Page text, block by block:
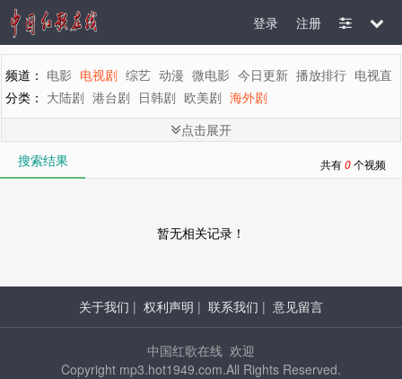
注册
登录
频道： 电影 电视剧 综艺 动漫 微电影 今日更新 播放排行 电视直
分类： 大陆剧 港台剧 日韩剧 欧美剧 海外剧
剧情： 全部 言情 都市 家庭 生活 偶像 喜剧 历史 古装 武侠 刑
地区： 全部 内地 香港 台湾 韩国 泰国 日本 美国 英国 新加坡
年代： 全部 2009 2008 2007
点击展开
搜索结果
共有0个视频
暂无相关记录！
关于我们 | 权利声明 | 联系我们 | 意见留言
中国红歌在线 欢迎
Copyright mp3.hot1949.com.All Rights Reserved.